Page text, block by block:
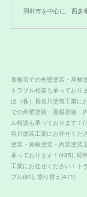
青梅市での外壁塗装・屋根
トラブル相談も承っており
は（株）長谷川塗装工業に
での外壁塗装・屋根塗装・
ル相談も承っております！ (
谷川塗装工業にお任せくだ
塗装・屋根塗装・内装塗装
承っております！ (485) 昭
工業にお任せください！ト
ブル(81) 塗り替え (471)